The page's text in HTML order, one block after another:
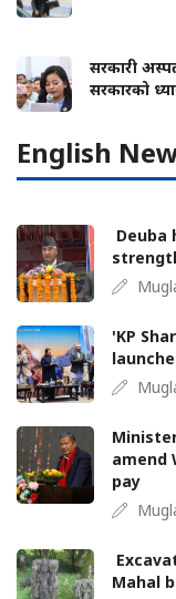
सरकारी
सरकारको
English
Deuba
'KP
amend
pay
Mahal